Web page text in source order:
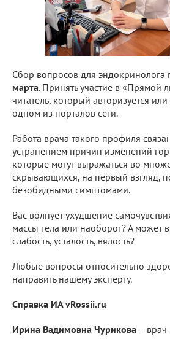
Сбор вопросов для эндокринолога
марта. Принять участие в «Прямой
читатель, который авторизуется
одном из порталов сети.
Работа врача такого профиля
устранением причин изменений
которые могут выражаться во
скрывающихся, на первый взгляд,
безобидными симптомами.
Вас волнует ухудшение
массы тела или наоборот? А может
слабость, усталость, вялость?
Любые вопросы относительно
направить нашему эксперту.
Справка ИA vRossii.ru
Ирина Вадимовна Чурикова –